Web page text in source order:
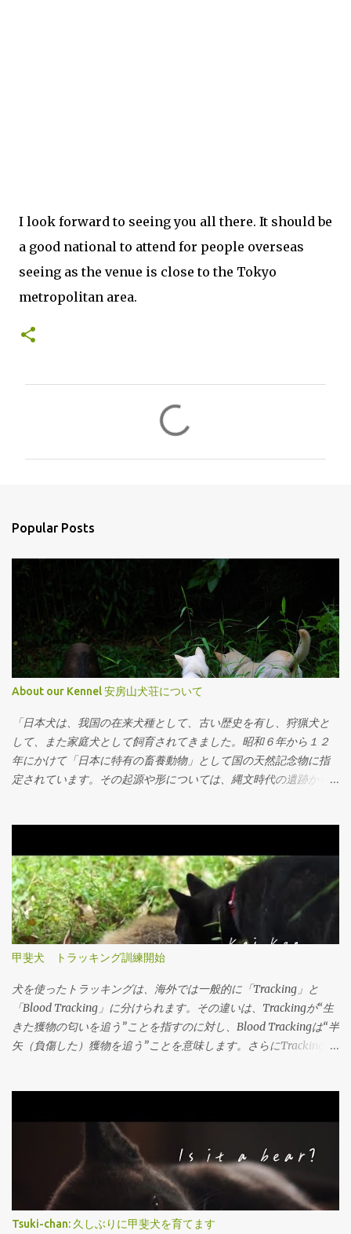
I look forward to seeing you all there. It should be
a good national to attend for people overseas
seeing as the venue is close to the Tokyo
metropolitan area.
s
Popular Posts
About our Kennel 安房山犬荘について
「日本犬は、我国の在来犬種として、古い歴史を有し、狩猟犬と
して、また家庭犬として飼育されてきました。昭和６年から１２
年にかけて「日本に特有の畜養動物」として国の天然記念物に指
定されています。その起源や形については、縄文時代の遺跡から
犬種が保存され、日本中のあらゆる地域で飼育されるようにな
り、日本人の生活の中に定着しています。」 "The Nihon
Ken, our country's aboriginal canine breed, has a long history as a
hunting dog, and companion. From 1931-1937 these native dogs
were classified by the government as 'Tennenkinenbutsu', national
treasures. From bone fragments and haniwa pottery unearthed
from the Jomon Period, we are able to surmise the roots and the
type of these dogs. Through comparison, we are able to see that
the native dogs have survived for generations without losing their
primitive type. One could say the Nihon Ken is a living cultural
heritage. 6 types have been preserved, and living all throughout
甲斐犬 トラッキング訓練開始
犬を使ったトラッキングは、海外では一般的に「Tracking」と
「Blood Tracking」に分けられます。その違いは、Trackingが“生
きた獲物の匂いを追う”ことを指すのに対し、Blood Trackingは“半
矢（負傷した）獲物を追う”ことを意味します。さらにTrackingを
あまり馴染みがありませんが、特にヨーロッパではBlood Tracking
は大物猟において必須の要素になっています。動物愛護の観点か
ら、半矢の獲物を回収できない、あるいは放置することは違反と
なる場合があるためです。撃った獲物は、最大限の努力をもって
回収することが法律で義務づけられています。 国によっては、ト
ラッキングの資格を持つハンターと犬のチームとの契約がない
Tsuki-chan: 久しぶりに甲斐犬を育てます